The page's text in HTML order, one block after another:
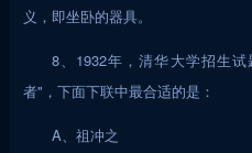
义，即坐卧的器具。
8、1932年，清华大学招生
者"，下面下联中最合适的是：
A、祖冲之